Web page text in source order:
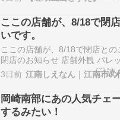
来た「不具合の管理表」を理事
有してきましたが、次のステッ
ります。役員を務めた前理事会
ら参画したため…
ここの店舗が、8/18で閉
いです。
ここの店舗が、8/18で閉店との
閉店のお知らせ 店舗外観 パレ
江南西店が、8/18で閉店するみ
ココ パレットプラザアピタ江
愛知県江南市松竹町上野205番
1F 「江南しえなんLINE…
3日前
岡崎南部にあの人気チェ
するみたい！